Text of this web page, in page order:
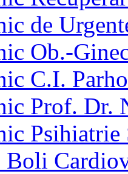
de
Ob.-
C.I.
Prof. Dr.
Psihiatrie